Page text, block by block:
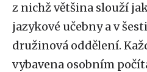
z nichž většina slouží
jazykové učebny a v
družinová oddělení.
vybavena osobním